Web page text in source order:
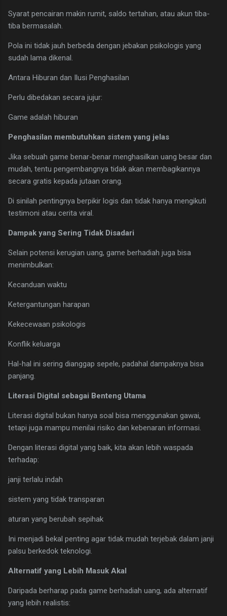
Syarat pencairan makin rumit, saldo tertahan, atau akun tiba-
tiba bermasalah.
Pola ini tidak jauh berbeda dengan jebakan psikologis yang
sudah lama dikenal.
Antara Hiburan dan Ilusi Penghasilan
Perlu dibedakan secara jujur:
Game adalah hiburan
Penghasilan membutuhkan sistem yang jelas
Jika sebuah game benar-benar menghasilkan uang besar dan
mudah, tentu pengembangnya tidak akan membagikannya
secara gratis kepada jutaan orang.
Di sinilah pentingnya berpikir logis dan tidak hanya mengikuti
testimoni atau cerita viral.
Dampak yang Sering Tidak Disadari
Selain potensi kerugian uang, game berhadiah juga bisa
menimbulkan:
Kecanduan waktu
Ketergantungan harapan
Kekecewaan psikologis
Konflik keluarga
Hal-hal ini sering dianggap sepele, padahal dampaknya bisa
panjang.
Literasi Digital sebagai Benteng Utama
Literasi digital bukan hanya soal bisa menggunakan gawai,
tetapi juga mampu menilai risiko dan kebenaran informasi.
Dengan literasi digital yang baik, kita akan lebih waspada
terhadap:
janji terlalu indah
sistem yang tidak transparan
aturan yang berubah sepihak
Ini menjadi bekal penting agar tidak mudah terjebak dalam janji
palsu berkedok teknologi.
Alternatif yang Lebih Masuk Akal
Daripada berharap pada game berhadiah uang, ada alternatif
yang lebih realistis: